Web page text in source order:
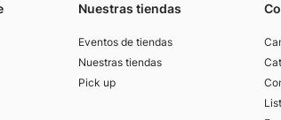
Nuestras tiendas
Eventos de tiendas
Nuestras tiendas
Pick up